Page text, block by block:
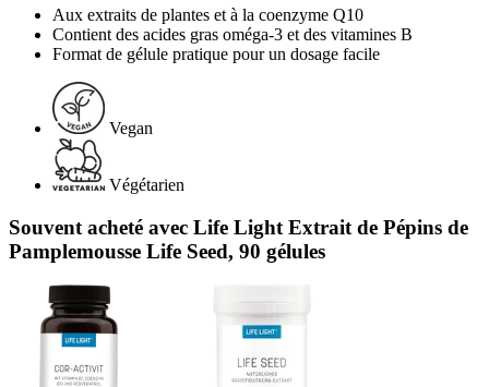
Aux extraits de plantes et à la coenzyme Q10
Contient des acides gras oméga-3 et des vitamines B
Format de gélule pratique pour un dosage facile
Vegan
Végétarien
Souvent acheté avec Life Light Extrait de Pépins de
Pamplemousse Life Seed, 90 gélules